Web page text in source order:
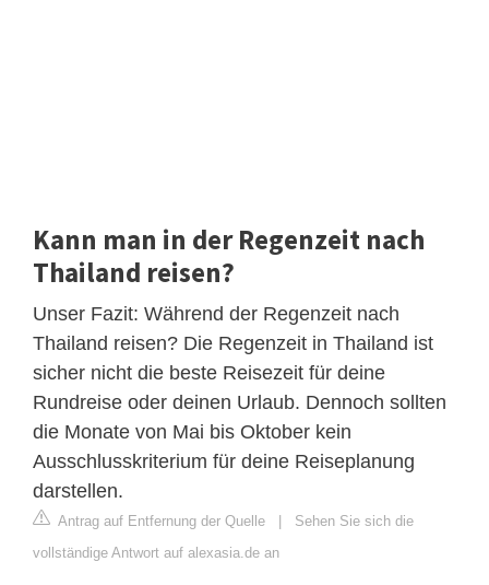
Kann man in der Regenzeit nach
Thailand reisen?
Unser Fazit: Während der Regenzeit nach
Thailand reisen? Die Regenzeit in Thailand ist
sicher nicht die beste Reisezeit für deine
Rundreise oder deinen Urlaub. Dennoch sollten
die Monate von Mai bis Oktober kein
Ausschlusskriterium für deine Reiseplanung
darstellen.
Antrag auf Entfernung der Quelle
Sehen Sie sich die
vollständige Antwort auf alexasia.de an